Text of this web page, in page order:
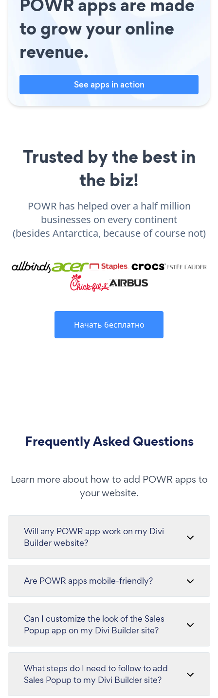
to grow your online
revenue.
See apps in action
Trusted by the best in
the biz!
POWR has helped over a half million
businesses on every continent
(besides Antarctica, because of course not)
Начать бесплатно
Frequently Asked Questions
Learn more about how to add POWR apps to
your website.
Will any POWR app work on my Divi
Builder website?
Are POWR apps mobile-friendly?
Can I customize the look of the Sales
Popup app on my Divi Builder site?
What steps do I need to follow to add
Sales Popup to my Divi Builder site?